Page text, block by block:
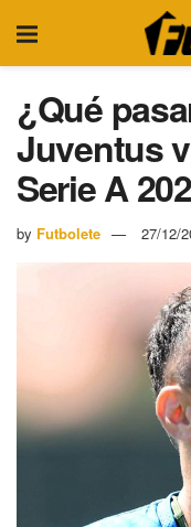
¿Qué
Juventus
Serie A
by Futbolete 27/12/